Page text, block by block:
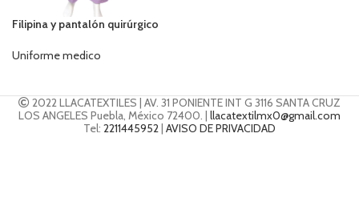
Filipina y pantalón quirúrgico
Uniforme medico
2022 LLACATEXTILES | AV. 31 PONIENTE INT G 3116 SANTA CRUZ
LOS ANGELES Puebla, México 72400. | llacatextilmx0@gmail.com
Tel: 2211445952 AVISO DE PRIVACIDAD